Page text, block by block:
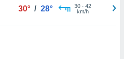
30° / 28° 30- 42
km/h